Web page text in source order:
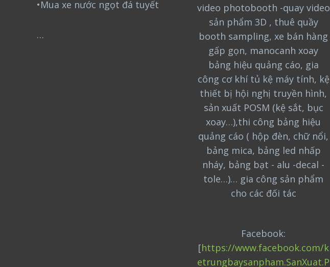
•Mua xe nước ngọt đá tuyết
…
video photobooth -quay video
sản phẩm 3D , thuê quầy
booth sampling, xe bán hàng
gấp gọn, manocanh xoay
bảng hiệu quảng cáo, gia
công cơ khí tủ kệ máy tính, kệ
thiết bị hội nghị truyền hình,
sản xuất POSM (kệ sắt, bục
xoay…),thi công bảng hiệu
quảng cáo ( hộp đèn, chữ nổi,
bảng mica, bảng led nhấp
nháy, bảng bạt - alu -decal -
tole…)… gia công sản phẩm
cho các đối tác
Facebook:
[https://www.facebook.com/k
etrungbaysanpham.SanXuat.P